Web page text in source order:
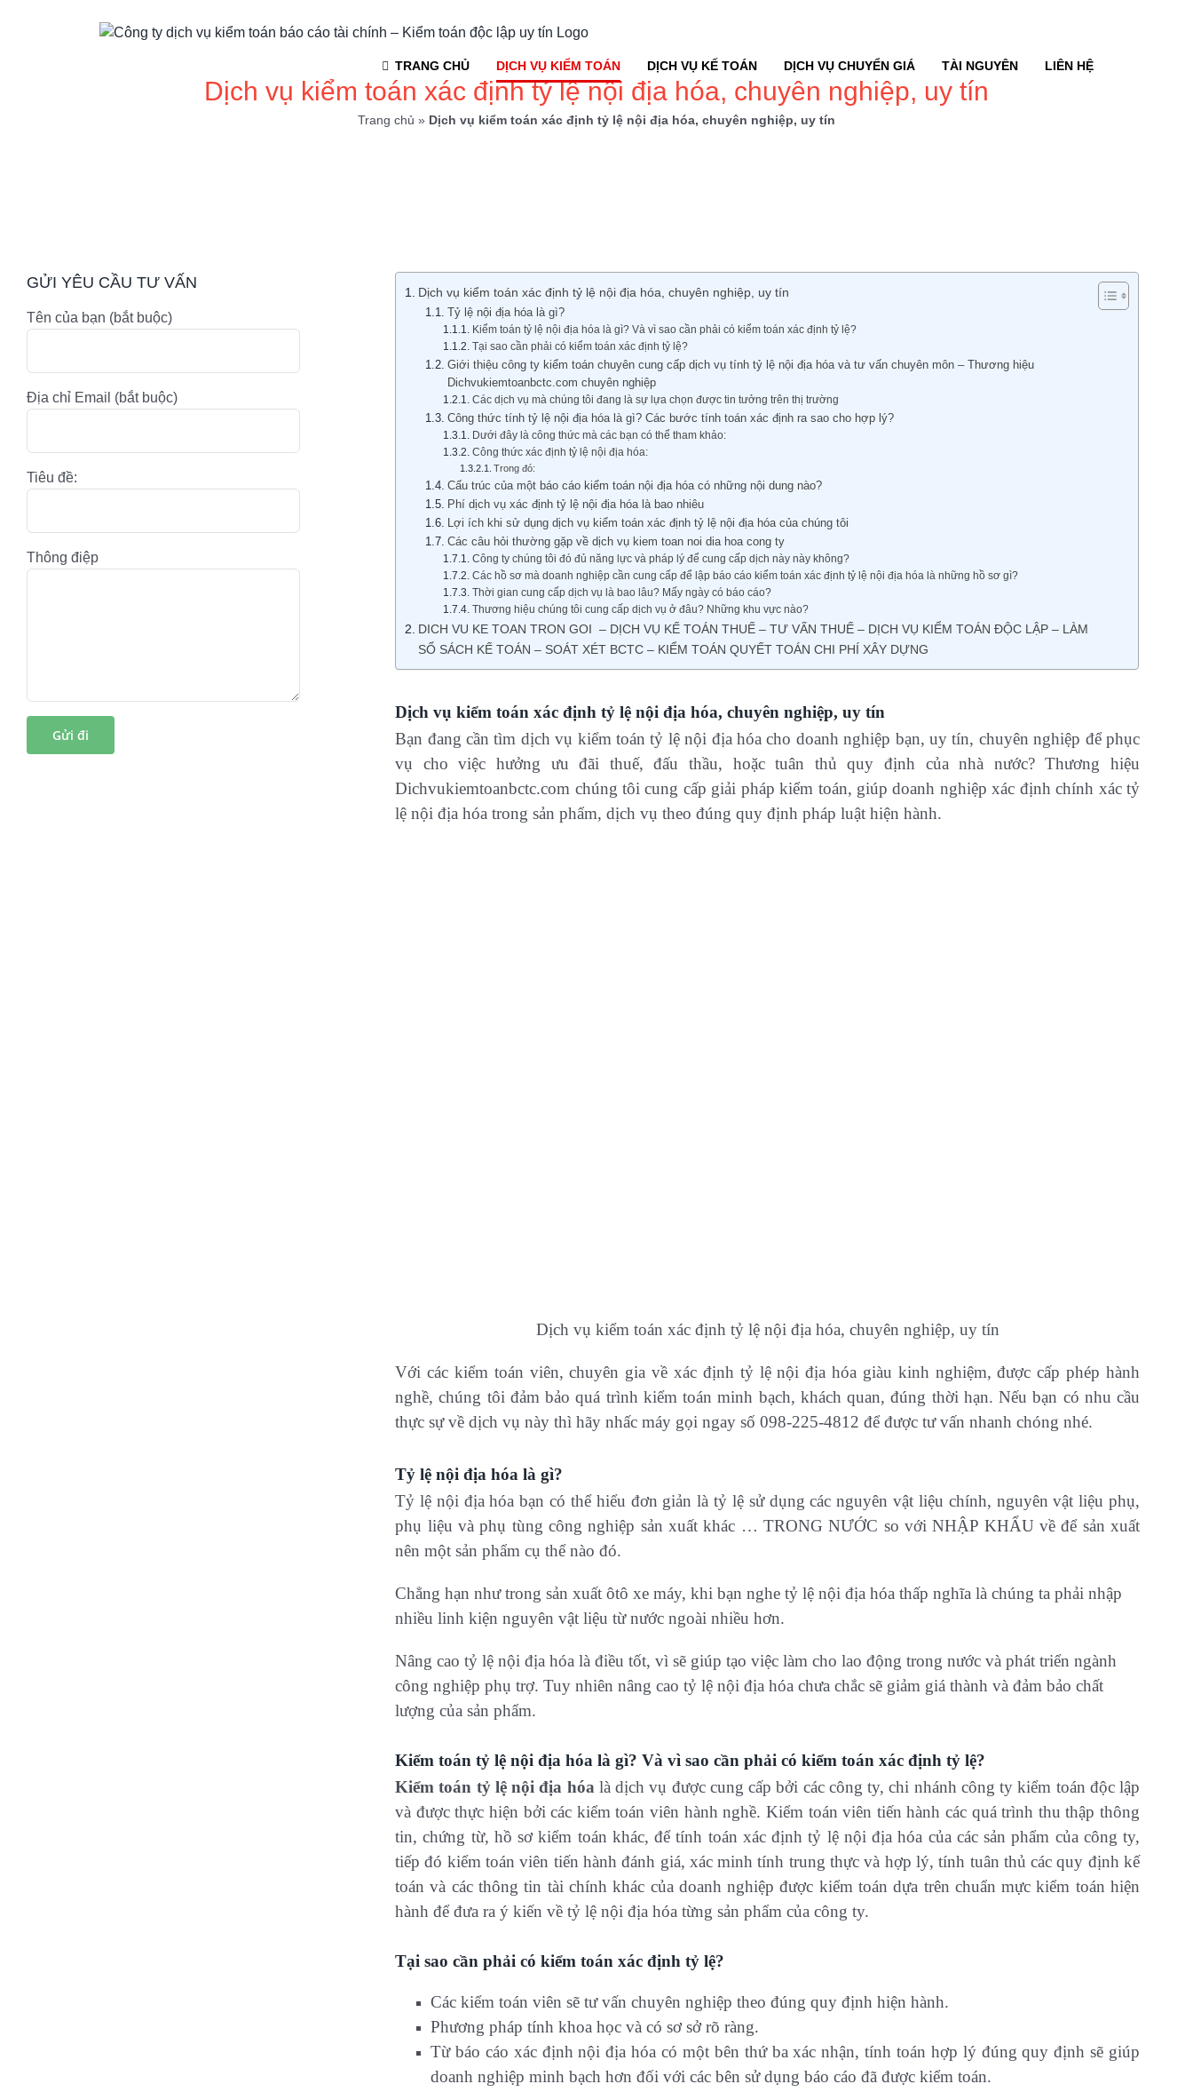
TRANG CHỦ DỊCH VỤ KIỂM TOÁN DỊCH VỤ KẾ TOÁN DỊCH VỤ CHUYỂN GIÁ TÀI NGUYÊN LIÊN HỆ
Dịch vụ kiểm toán xác định tỷ lệ nội địa hóa, chuyên nghiệp, uy tín
Trang chủ » Dịch vụ kiểm toán xác định tỷ lệ nội địa hóa, chuyên nghiệp, uy tín
Dịch vụ kiểm toán xác định tỷ lệ nội địa hóa, chuyên nghiệp, uy tín
Tỷ lệ nội địa hóa là gì?
Kiểm toán tỷ lệ nội địa hóa là gì? Và vì sao cần phải có kiểm toán xác định tỷ lệ?
Tại sao cần phải có kiểm toán xác định tỷ lệ?
Giới thiệu công ty kiểm toán chuyên cung cấp dịch vụ tính tỷ lệ nội địa hóa và tư vấn chuyên môn – Thương hiệu
Dichvukiemtoanbctc.com chuyên nghiệp
Các dịch vụ mà chúng tôi đang là sự lựa chọn được tin tưởng trên thị trường
Công thức tính tỷ lệ nội địa hóa là gì? Các bước tính toán xác định ra sao cho hợp lý?
Dưới đây là công thức mà các bạn có thể tham khảo:
Công thức xác định tỷ lệ nội địa hóa:
Trong đó:
Cấu trúc của một báo cáo kiểm toán nội địa hóa có những nội dung nào?
Phí dịch vụ xác định tỷ lệ nội địa hóa là bao nhiêu
Lợi ích khi sử dụng dịch vụ kiểm toán xác định tỷ lệ nội địa hóa của chúng tôi
Các câu hỏi thường gặp về dịch vụ kiem toan noi dia hoa cong ty
Công ty chúng tôi đó đủ năng lực và pháp lý để cung cấp dịch này này không?
Các hồ sơ mà doanh nghiệp cần cung cấp để lập báo cáo kiểm toán xác định tỷ lệ nội địa hóa là những hồ sơ gì?
Thời gian cung cấp dịch vụ là bao lâu? Mấy ngày có báo cáo?
Thương hiệu chúng tôi cung cấp dịch vụ ở đâu? Những khu vực nào?
DICH VU KE TOAN TRON GOI – DỊCH VỤ KẾ TOÁN THUẾ – TƯ VẤN THUẾ – DỊCH VỤ KIỂM TOÁN ĐỘC LẬP – LÀM
SỔ SÁCH KẾ TOÁN – SOÁT XÉT BCTC – KIỂM TOÁN QUYẾT TOÁN CHI PHÍ XÂY DỰNG
Dịch vụ kiểm toán xác định tỷ lệ nội địa hóa, chuyên nghiệp, uy tín
Bạn đang cần tìm dịch vụ kiểm toán tỷ lệ nội địa hóa cho doanh nghiệp bạn, uy tín, chuyên nghiệp để phục
vụ cho việc hưởng ưu đãi thuế, đấu thầu, hoặc tuân thủ quy định của nhà nước? Thương hiệu
Dichvukiemtoanbctc.com chúng tôi cung cấp giải pháp kiểm toán, giúp doanh nghiệp xác định chính xác tỷ
lệ nội địa hóa trong sản phẩm, dịch vụ theo đúng quy định pháp luật hiện hành.
Dịch vụ kiểm toán xác định tỷ lệ nội địa hóa, chuyên nghiệp, uy tín
Với các kiểm toán viên, chuyên gia về xác định tỷ lệ nội địa hóa giàu kinh nghiệm, được cấp phép hành
nghề, chúng tôi đảm bảo quá trình kiểm toán minh bạch, khách quan, đúng thời hạn. Nếu bạn có nhu cầu
thực sự về dịch vụ này thì hãy nhấc máy gọi ngay số 098-225-4812 để được tư vấn nhanh chóng nhé.
Tỷ lệ nội địa hóa là gì?
Tỷ lệ nội địa hóa bạn có thể hiểu đơn giản là tỷ lệ sử dụng các nguyên vật liệu chính, nguyên vật liệu phụ,
phụ liệu và phụ tùng công nghiệp sản xuất khác … TRONG NƯỚC so với NHẬP KHẨU về để sản xuất
nên một sản phẩm cụ thể nào đó.
Chẳng hạn như trong sản xuất ôtô xe máy, khi bạn nghe tỷ lệ nội địa hóa thấp nghĩa là chúng ta phải nhập
nhiều linh kiện nguyên vật liệu từ nước ngoài nhiều hơn.
Nâng cao tỷ lệ nội địa hóa là điều tốt, vì sẽ giúp tạo việc làm cho lao động trong nước và phát triển ngành
công nghiệp phụ trợ. Tuy nhiên nâng cao tỷ lệ nội địa hóa chưa chắc sẽ giảm giá thành và đảm bảo chất
lượng của sản phẩm.
Kiểm toán tỷ lệ nội địa hóa là gì? Và vì sao cần phải có kiểm toán xác định tỷ lệ?
Kiểm toán tỷ lệ nội địa hóa là dịch vụ được cung cấp bởi các công ty, chi nhánh công ty kiểm toán độc lập
và được thực hiện bởi các kiểm toán viên hành nghề. Kiểm toán viên tiến hành các quá trình thu thập thông
tin, chứng từ, hồ sơ kiểm toán khác, để tính toán xác định tỷ lệ nội địa hóa của các sản phẩm của công ty,
tiếp đó kiểm toán viên tiến hành đánh giá, xác minh tính trung thực và hợp lý, tính tuân thủ các quy định kế
toán và các thông tin tài chính khác của doanh nghiệp được kiểm toán dựa trên chuẩn mực kiểm toán hiện
hành để đưa ra ý kiến về tỷ lệ nội địa hóa từng sản phẩm của công ty.
Tại sao cần phải có kiểm toán xác định tỷ lệ?
Các kiểm toán viên sẽ tư vấn chuyên nghiệp theo đúng quy định hiện hành.
Phương pháp tính khoa học và có sơ sở rõ ràng.
Từ báo cáo xác định nội địa hóa có một bên thứ ba xác nhận, tính toán hợp lý đúng quy định sẽ giúp
doanh nghiệp minh bạch hơn đối với các bên sử dụng báo cáo đã được kiểm toán.
GỬI YÊU CẦU TƯ VẤN
Tên của bạn (bắt buộc)
Địa chỉ Email (bắt buộc)
Tiêu đề:
Thông điệp